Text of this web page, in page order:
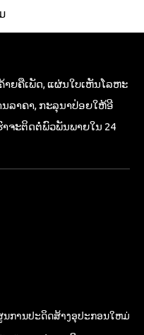
ຍ​ຄື​ເພັດ​, ແຜ່ນ​ໃບ​ເຫັນ​ໂລຫະ​
ລາ​ຄາ​, ກະ​ລຸ​ນາ​ປ່ອຍ​ໃຫ້​ອີ​
ຈະ​ຕິດ​ຕໍ່​ພົວ​ພັນ​ພາຍ​ໃນ 24
ນ​ການ​ປະ​ດິດ​ສ້າງ​ອຸ​ປະ​ກອນ​ໃຫມ່​